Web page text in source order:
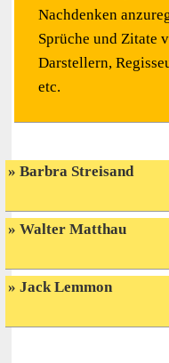
Nachdenken
Sprüche und Zitate
Darstellern,
etc.
Barbra Streisand
Walter Matthau
Jack Lemmon